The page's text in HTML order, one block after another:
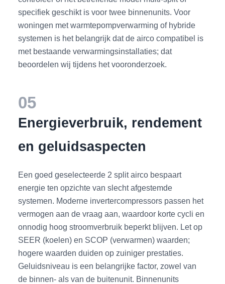
specifiek geschikt is voor twee binnenunits. Voor
woningen met warmtepompverwarming of hybride
systemen is het belangrijk dat de airco compatibel is
met bestaande verwarmingsinstallaties; dat
beoordelen wij tijdens het vooronderzoek.
05
Energieverbruik, rendement
en geluidsaspecten
Een goed geselecteerde 2 split airco bespaart
energie ten opzichte van slecht afgestemde
systemen. Moderne invertercompressors passen het
vermogen aan de vraag aan, waardoor korte cycli en
onnodig hoog stroomverbruik beperkt blijven. Let op
SEER (koelen) en SCOP (verwarmen) waarden;
hogere waarden duiden op zuiniger prestaties.
Geluidsniveau is een belangrijke factor, zowel van
de binnen- als van de buitenunit. Binnenunits